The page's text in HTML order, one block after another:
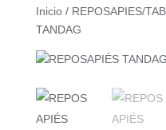
Inicio/ REPOSAPIES/
TANDAG